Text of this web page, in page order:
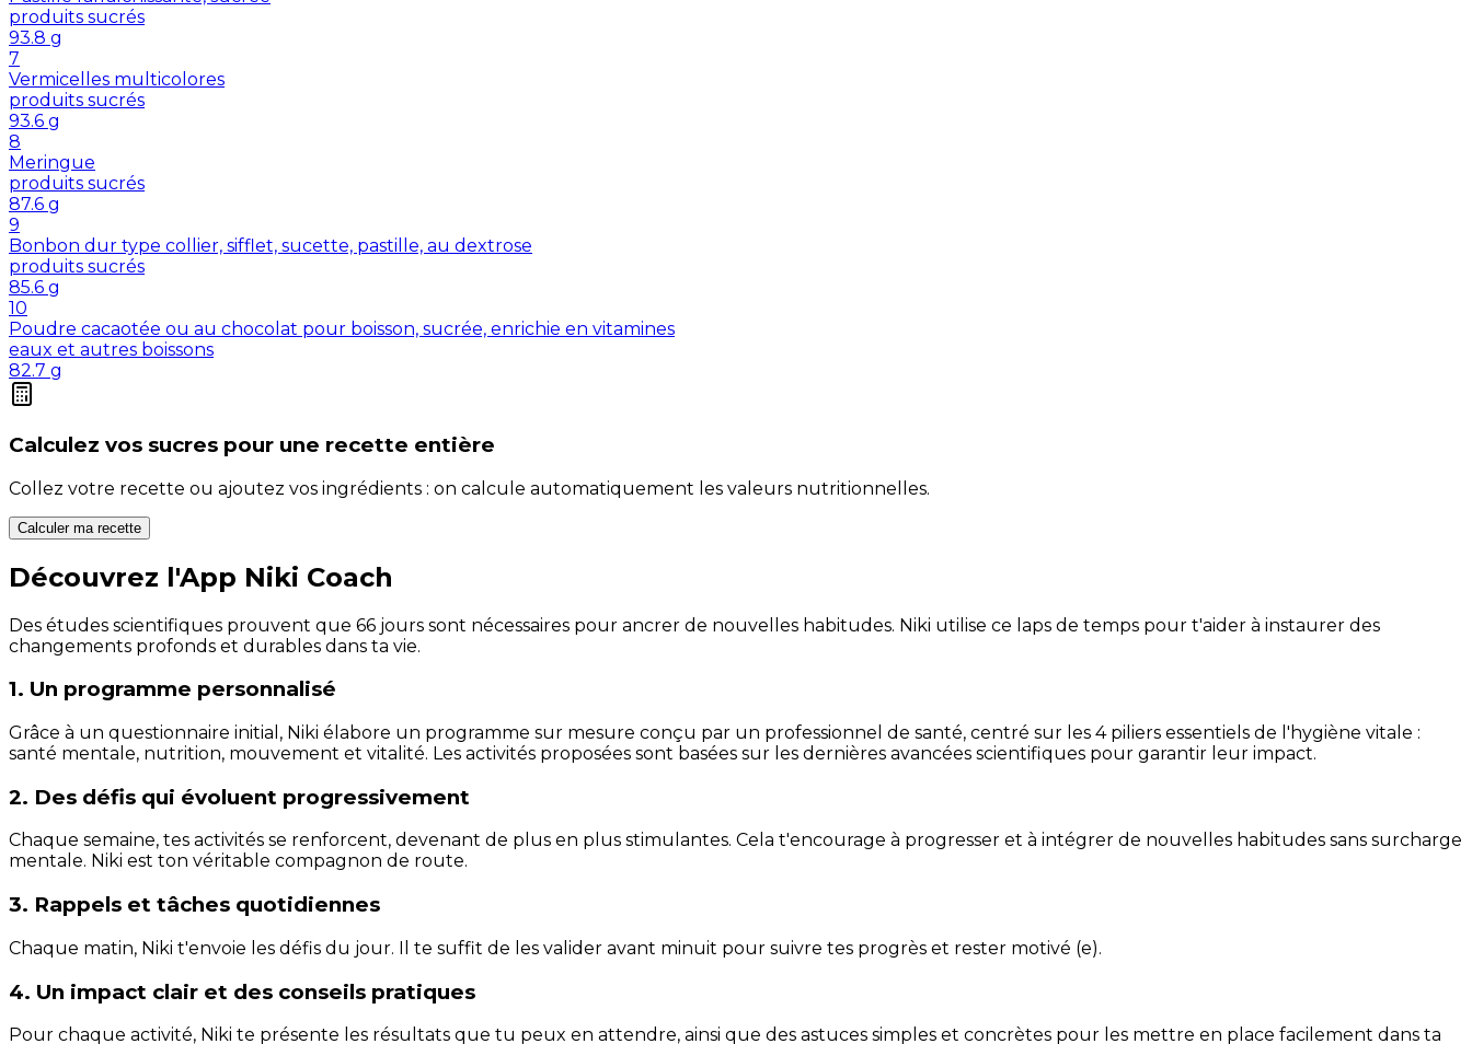
produits sucrés
93.8 g
7
Vermicelles multicolores
produits sucrés
93.6 g
8
Meringue
produits sucrés
87.6 g
9
Bonbon dur type collier, sifflet, sucette, pastille, au dextrose
produits sucrés
85.6 g
10
Poudre cacaotée ou au chocolat pour boisson, sucrée, enrichie en vitamines
eaux et autres boissons
82.7 g
Calculez vos sucres pour une recette entière
Collez votre recette ou ajoutez vos ingrédients : on calcule automatiquement les valeurs nutritionnelles.
Calculer ma recette
Découvrez l'App Niki Coach
Des études scientifiques prouvent que 66 jours sont nécessaires pour ancrer de nouvelles habitudes. Niki utilise ce laps de temps pour t'aider à instaurer des
changements profonds et durables dans ta vie.
1. Un programme personnalisé
Grâce à un questionnaire initial, Niki élabore un programme sur mesure conçu par un professionnel de santé, centré sur les 4 piliers essentiels de l'hygiène vitale :
santé mentale, nutrition, mouvement et vitalité. Les activités proposées sont basées sur les dernières avancées scientifiques pour garantir leur impact.
2. Des défis qui évoluent progressivement
Chaque semaine, tes activités se renforcent, devenant de plus en plus stimulantes. Cela t'encourage à progresser et à intégrer de nouvelles habitudes sans surcharge
mentale. Niki est ton véritable compagnon de route.
3. Rappels et tâches quotidiennes
Chaque matin, Niki t'envoie les défis du jour. Il te suffit de les valider avant minuit pour suivre tes progrès et rester motivé (e).
4. Un impact clair et des conseils pratiques
Pour chaque activité, Niki te présente les résultats que tu peux en attendre, ainsi que des astuces simples et concrètes pour les mettre en place facilement dans ta